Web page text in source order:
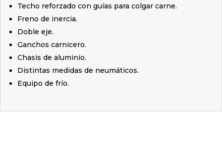
Techo reforzado con guías para colgar carne.
Freno de inercia.
Doble eje.
Ganchos carnicero.
Chasis de aluminio.
Distintas medidas de neumáticos.
Equipo de frío.